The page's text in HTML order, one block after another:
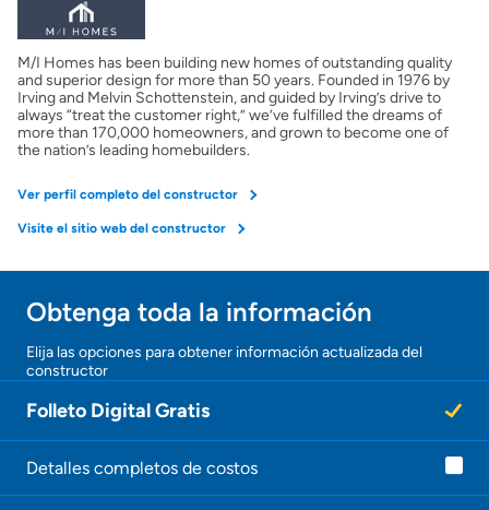
M/I Homes has been building new homes of outstanding quality
and superior design for more than 50 years. Founded in 1976 by
Irving and Melvin Schottenstein, and guided by Irving’s drive to
always “treat the customer right,” we’ve fulfilled the dreams of
more than 170,000 homeowners, and grown to become one of
the nation’s leading homebuilders.
Ver perfil completo del constructor
Visite el sitio web del constructor
Obtenga toda la información
Elija las opciones para obtener información actualizada del
constructor
Folleto Digital Gratis
Detalles completos de costos